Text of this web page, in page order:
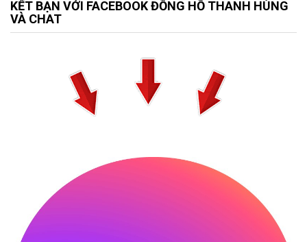
KẾT BẠN VỚI FACEBOOK ĐỒNG HỒ THANH HÙNG
VÀ CHAT